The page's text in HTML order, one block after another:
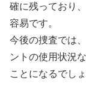
確に残っており
容易です。
今後の捜査では
ントの使用状況
ことになるでしょ